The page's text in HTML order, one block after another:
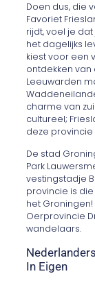
Doen dus, die
Favoriet
rijdt, voel je
het dagelijks
kiest voor een
ontdekken van
Leeuwarden
charme van
cultureel;
deze provincie
De stad
Park
vestingstadje
provincie is
het Groningen!
Oerprovincie
wandelaars.
In Eigen